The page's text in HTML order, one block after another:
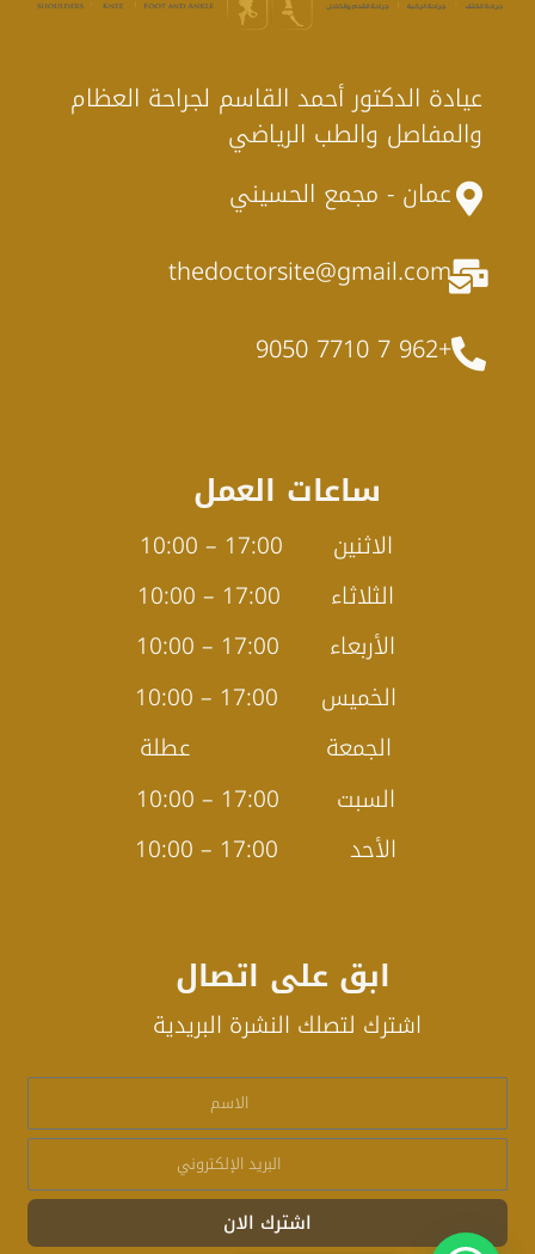
عيادة الدكتور أحمد القاسم لجراحة العظام
والمفاصل والطب الرياضي
عمان - مجمع الحسيني
thedoctorsite@gmail.com
+962 7 7710 9050
ساعات العمل
الاثنين 17:00 – 10:00
الثلاثاء 17:00 – 10:00
الأربعاء 17:00 – 10:00
الخميس 17:00 – 10:00
الجمعة عطلة
السبت 17:00 – 10:00
الأحد 17:00 – 10:00
ابق على اتصال
اشترك لتصلك النشرة البريدية
اشترك الان